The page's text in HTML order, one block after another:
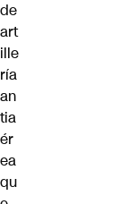
de
art
ille
ría
an
tia
ér
ea
qu